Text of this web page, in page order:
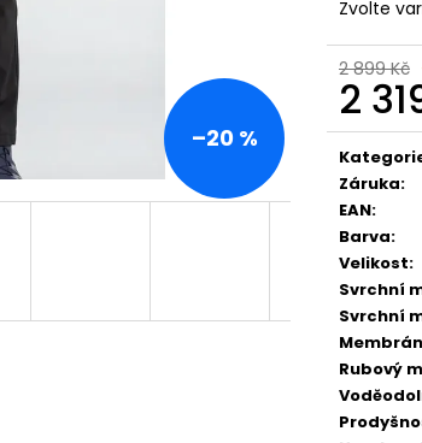
Zvolte
2 899 Kč
2
Měrná
cena:
Záruka:
EAN:
Barva:
Velikost:
Svrchní
Svrchní
Rubový
–20 %